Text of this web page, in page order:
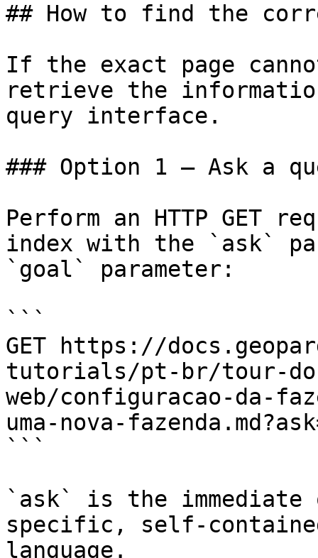
## How to find the
If the exact page
retrieve the
query interface.
### Option 1 — Ask a
Perform an HTTP GET
index with the `ask`
`goal` parameter:
```
GET https://
tutorials/pt-br/tour-
web/configuracao-da-
uma-nova-
```
`ask` is the
specific, self-
language.